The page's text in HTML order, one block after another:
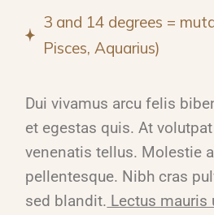
3 and 14 degrees =
Pisces, Aquarius)
Dui vivamus arcu felis
et egestas quis. At
venenatis tellus. Molestie
pellentesque. Nibh cras
sed blandit. Lectus mauris